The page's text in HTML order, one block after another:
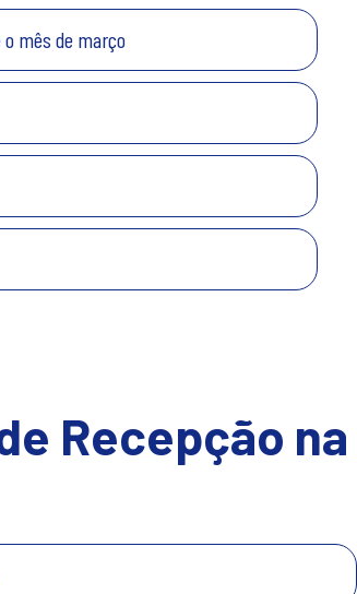
mês de março
Recepção